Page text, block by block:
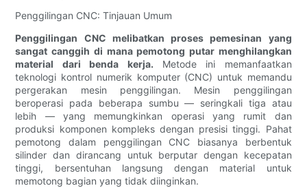
Penggilingan CNC: Tinjauan Umum
Penggilingan CNC melibatkan proses pemesinan yang
sangat canggih di mana pemotong putar menghilangkan
material dari benda kerja. Metode ini memanfaatkan
teknologi kontrol numerik komputer (CNC) untuk memandu
pergerakan mesin penggilingan. Mesin penggilingan
beroperasi pada beberapa sumbu — seringkali tiga atau
lebih — yang memungkinkan operasi yang rumit dan
produksi komponen kompleks dengan presisi tinggi. Pahat
pemotong dalam penggilingan CNC biasanya berbentuk
silinder dan dirancang untuk berputar dengan kecepatan
tinggi, bersentuhan langsung dengan material untuk
memotong bagian yang tidak diinginkan.